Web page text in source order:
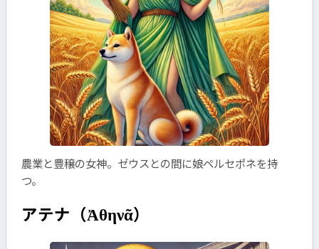
農業と豊穣の女神。ゼウスとの間に娘ペルセポネを持
つ。
アテナ （Ἀθηνᾶ）